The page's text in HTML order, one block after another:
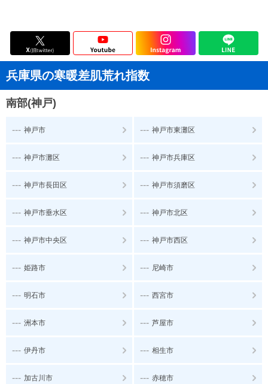
兵庫県の寒暖差肌荒れ指数
南部(神戸)
--- 神戸市 --- 神戸市東灘区
--- 神戸市灘区 --- 神戸市兵庫区
--- 神戸市長田区 --- 神戸市須磨区
--- 神戸市垂水区 --- 神戸市北区
--- 神戸市中央区 --- 神戸市西区
--- 姫路市 --- 尼崎市
--- 明石市 --- 西宮市
--- 洲本市 --- 芦屋市
--- 伊丹市 --- 相生市
--- 加古川市 --- 赤穂市